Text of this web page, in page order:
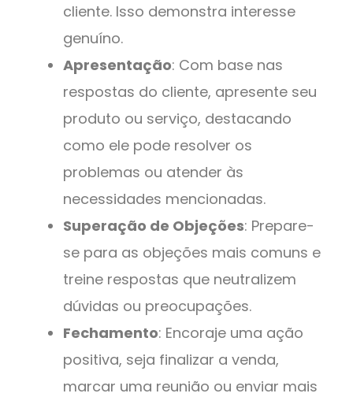
cliente. Isso demonstra interesse
genuíno.
Apresentação: Com base nas
respostas do cliente, apresente seu
produto ou serviço, destacando
como ele pode resolver os
problemas ou atender às
necessidades mencionadas.
Superação de Objeções: Prepare-
se para as objeções mais comuns e
treine respostas que neutralizem
dúvidas ou preocupações.
Fechamento: Encoraje uma ação
positiva, seja finalizar a venda,
marcar uma reunião ou enviar mais